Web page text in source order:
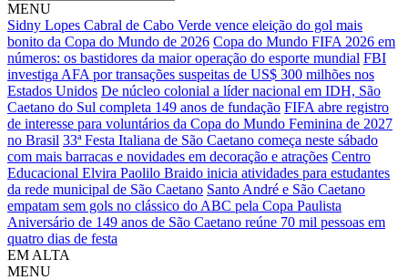
MENU
Sidny Lopes Cabral de Cabo Verde vence eleição do gol mais
bonito da Copa do Mundo de 2026 Copa do Mundo FIFA 2026 em
números: os bastidores da maior operação do esporte mundial FBI
investiga AFA por transações suspeitas de US$ 300 milhões nos
Estados Unidos De núcleo colonial a líder nacional em IDH, São
Caetano do Sul completa 149 anos de fundação FIFA abre registro
de interesse para voluntários da Copa do Mundo Feminina de 2027
no Brasil 33ª Festa Italiana de São Caetano começa neste sábado
com mais barracas e novidades em decoração e atrações Centro
Educacional Elvira Paolilo Braido inicia atividades para estudantes
da rede municipal de São Caetano Santo André e São Caetano
empatam sem gols no clássico do ABC pela Copa Paulista
Aniversário de 149 anos de São Caetano reúne 70 mil pessoas em
quatro dias de festa
EM ALTA
MENU